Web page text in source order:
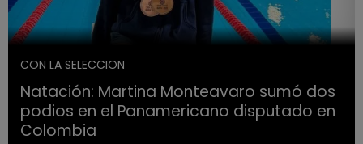
CON LA SELECCION
Natación: Martina Monteavaro sumó dos
podios en el Panamericano disputado en
Colombia